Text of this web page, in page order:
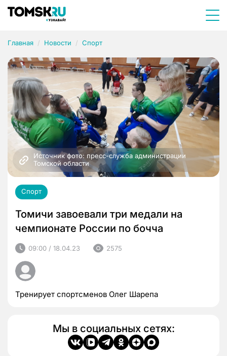
Главная Новости Спорт
Источник фото: пресс-служба администрации
Томской области
Спорт
Томичи завоевали три медали на
чемпионате России по бочча
09:00 / 18.04.23 2575
Тренирует спортсменов Олег Шарепа
Мы в социальных сетях: